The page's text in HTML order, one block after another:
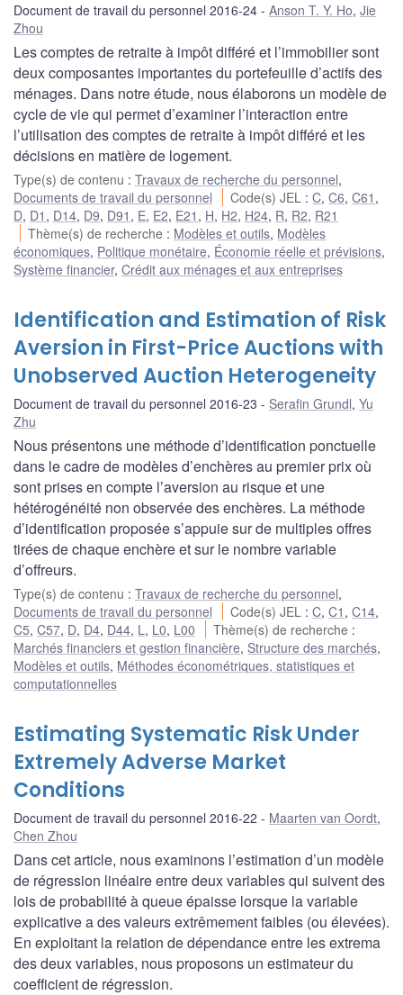
Document de travail du personnel 2016-24 Anson T. Y. Ho, Jie
Zhou
Les comptes de retraite à impôt différé et l’immobilier sont
deux composantes importantes du portefeuille d’actifs des
ménages. Dans notre étude, nous élaborons un modèle de
cycle de vie qui permet d’examiner l’interaction entre
l’utilisation des comptes de retraite à impôt différé et les
décisions en matière de logement.
Type(s) de contenu : Travaux de recherche du personnel,
Documents de travail du personnel
Code(s) JEL :C,C6,C61 ,
D, D1 , D14, D9, D91 , E, E2, E21 , H, H2, H24, R, R2, R21
Thème(s) de recherche : Modèles et outils, Modèles
économiques, Politique monétaire, Économie réelle et prévisions,
Système financier, Crédit aux ménages et aux entreprises
Identification and Estimation of Risk
Aversion in First-Price Auctions with
Unobserved Auction Heterogeneity
Document de travail du personnel 2016-23 Serafin Grundl, Yu
Zhu
Nous présentons une méthode d’identification ponctuelle
dans le cadre de modèles d’enchères au premier prix où
sont prises en compte l’aversion au risque et une
hétérogénéité non observée des enchères. La méthode
d’identification proposée s’appuie sur de multiples offres
tirées de chaque enchère et sur le nombre variable
d’offreurs.
Type(s) de contenu : Travaux de recherche du personnel,
Documents de travail du personnel
Code(s) JEL :C,C1 ,C14,
C5, C57, D, D4, D44, L , L0, L00 Thème(s) de recherche :
Marchés financiers et gestion financière, Structure des marchés,
Modèles et outils, Méthodes économétriques, statistiques et
computationnelles
Estimating Systematic Risk Under
Extremely Adverse Market
Conditions
Document de travail du personnel 2016-22 Maarten van Oordt,
Chen Zhou
Dans cet article, nous examinons l’estimation d’un modèle
de régression linéaire entre deux variables qui suivent des
lois de probabilité à queue épaisse lorsque la variable
explicative a des valeurs extrêmement faibles (ou élevées).
En exploitant la relation de dépendance entre les extrema
des deux variables, nous proposons un estimateur du
coefficient de régression.